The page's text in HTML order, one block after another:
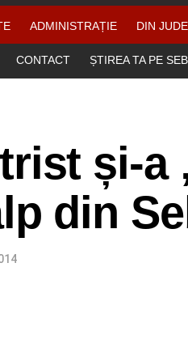
ADMINISTRAȚIE DIN
CONTACT ȘTIREA TA PE
și-a
din